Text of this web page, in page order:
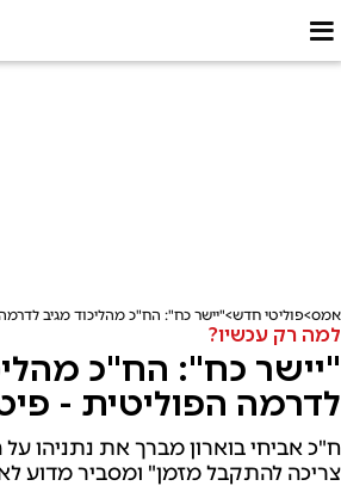
אמס פוליטי חדש "יישר כח": הח"כ מהליכוד מגיב לדרמה
למה רק עכשיו?
"יישר כח": הח"כ
לדרמה הפוליטית -
ח"כ אביחי בוארון מברך את נתניהו
צריכה להתקבל מזמן" ומסביר מדוע